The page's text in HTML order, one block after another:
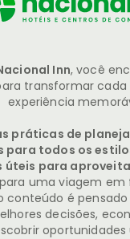
Inn, você
transformar
experiência
práticas de
para todos os
úteis para
para uma viagem em
conteúdo é
decisões,
oportunidades